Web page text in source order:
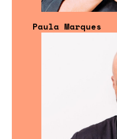
Paula Marques